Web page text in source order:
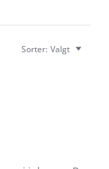
Sorter: Valgt